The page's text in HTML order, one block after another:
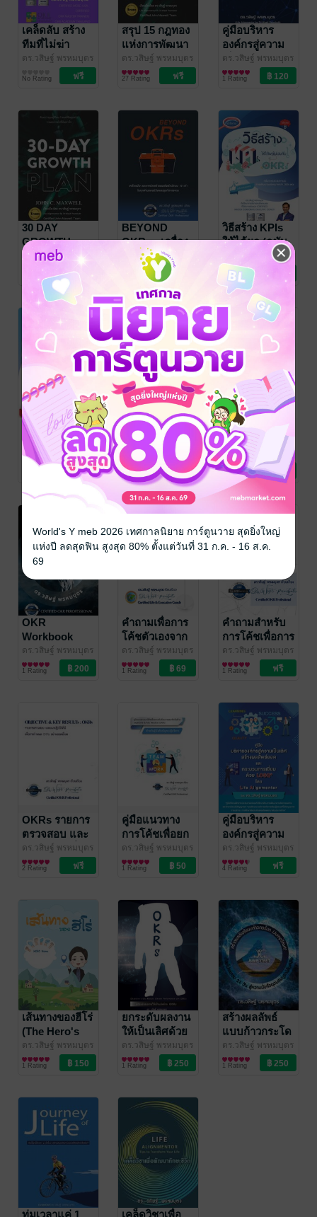
เคล็ดลับ สร้าง
ทีมที่ไม่ฆ่า
นวัตกรรม จาก
การวิจัยของ
McKinsey &
ดร.วสิษฐ์ พรหมบุตร
(Life Alignmentor
By Dr.Wasit
Alignmentor โดย
ดร.วสิษฐ์ พรหมบุตร
บริหารจัดการ
No Rating
สรุป 15 กฎทอง
แห่งการพัฒนา
ตนเอง (The 15
Invaluable
Laws of
Maxwell)
สำหรับ
Workbook 30
DAY
GROWTH
ลับ "คนเก่ง -
ทีมแกร่ง" ฉบับ
Dr.John C.
Maxwell
ดร.วสิษฐ์ พรหมบุตร
(Life Alignmentor
By Dr.Wasit
Alignmentor โดย
ดร.วสิษฐ์ พรหมบุตร
พัฒนาตนเอง
27 Rating
คู่มือบริหาร
องค์กรสู่ความ
เป็นเลิศ สร้าง
ผลลัพธ์ยอด
เยี่ยม ด้วย
LOSQ
ดร.วสิษฐ์ พรหมบุตร
(Life Alignmentor
By Dr.Wasit
Alignmentor โดย
ดร.วสิษฐ์ พรหมบุตร
บริหารจัดการ
1 Rating
30 DAY
GROWTH
PLAN : เคล็ด
ลับ "คนเก่ง -
ทีมแกร่ง" ฉบับ
Dr.John C.
Maxwell
ดร.วสิษฐ์ พรหมบุตร
(Life Alignmentor
By Dr.Wasit
Prombutr)/ Life
Alignmentor โดย
ดร.วสิษฐ์ พรหมบุตร
พัฒนาตนเอง
6 Rating
BEYOND
OKRs : เครื่อง
มือ และเทคนิค
สร้างผลลัพธ์ทวี
แบบ 10 เท่า ใน
ทุกด้านของชีวิต
และธุรกิจการ
งาน
ดร.วสิษฐ์ พรหมบุตร
(Life Alignmentor
By Dr.Wasit
Prombutr)/ Life
Alignmentor โดย
ดร.วสิษฐ์ พรหมบุตร
บริหารจัดการ
1 Rating
วิธีสร้าง KPIs
ให้ได้ผล (ฉบับ
ระดับองค์กร)
ดร.วสิษฐ์ พรหมบุตร
(Life Alignmentor
By Dr.Wasit
Prombutr)/ Life
Alignmentor โดย
ดร.วสิษฐ์ พรหมบุตร
บริหารจัดการ
1 Rating
วิธีสร้าง KPIs
ให้ได้ผล (ฉบับ
ระดับบุคคล)
ดร.วสิษฐ์ พรหมบุตร
(Life Alignmentor
Prombutr)
บริหารจัดการ
เขียน OKRs
ง่ายๆใน 5 นาที
ดร.วสิษฐ์ พรหมบุตร
(Life Alignmentor
By Dr.Wasit
Prombutr)/ Life
Alignmentor โดย
ดร.วสิษฐ์ พรหมบุตร
บริหารจัดการ
1 Rating
แนวทางสำหรับ
การสะท้อนคิด
ด้วย OKRs
(OKRs
REFLECTION
GUIDE)
ดร.วสิษฐ์ พรหมบุตร
(Life Alignmentor
By Dr.Wasit
Prombutr)
ดร.วสิษฐ์ พรหมบุตร
บริหารจัดการ
3 Rating
OKR
Workbook
ดร.วสิษฐ์ พรหมบุตร
(Life Alignmentor
By Dr.Wasit
บริหารจัดการ
1 Rating
คำถามเพื่อการ
โค้ชตัวเองจาก
หัวใจแห่งความ
สำเร็จ (Keys
To Success)
ดร.วสิษฐ์ พรหมบุตร
(Life Alignmentor
By Dr.Wasit
บริหารจัดการ
1 Rating
คำถามสำหรับ
การโค้ชเพื่อการ
ร่าง OKRs
อย่างมีคุณภาพ
(Asking the
questions)
ดร.วสิษฐ์ พรหมบุตร
(Life Alignmentor
By Dr.Wasit
Alignmentor โดย
ดร.วสิษฐ์ พรหมบุตร
บริหารจัดการ
1 Rating
OKRs รายการ
ตรวจสอบ และ
แนวปฏิบัติที่ดี
เพื่อการกำหนด
OKRs อย่าง
ดร.วสิษฐ์ พรหมบุตร
(Life Alignmentor
By Dr.Wasit
Alignmentor โดย
ดร.วสิษฐ์ พรหมบุตร
บริหารจัดการ
2 Rating
คู่มือแนวทาง
การโค้ชเพื่อยก
ระดับศักยภาพ
สมาชิกทีมด้วย
ดร.วสิษฐ์ พรหมบุตร
(Life Alignmentor
By Dr.Wasit
Alignmentor โดย
ดร.วสิษฐ์ พรหมบุตร
บริหารจัดการ
1 Rating
คู่มือบริหาร
องค์กรสู่ความ
เป็นเลิศ สร้าง
ผลลัพธ์ยอด
เยี่ยมด้วย
LOSQ
ดร.วสิษฐ์ พรหมบุตร
(Life Alignmentor
By Dr.Wasit
Alignmentor โดย
ดร.วสิษฐ์ พรหมบุตร
บริหารจัดการ
4 Rating
เส้นทางของฮีโร่
(The Hero's
Journey)
ดร.วสิษฐ์ พรหมบุตร
(Life Alignmentor
By Dr.Wasit
Alignmentor โดย
ดร.วสิษฐ์ พรหมบุตร
พัฒนาตนเอง
1 Rating
ยกระดับผลงาน
ให้เป็นเลิศด้วย
OKRs (Elevate
Performance
with OKRs)
ดร.วสิษฐ์ พรหมบุตร
(Life Alignmentor
By Dr.Wasit
Alignmentor โดย
ดร.วสิษฐ์ พรหมบุตร
บริหารจัดการ
1 Rating
สร้างผลลัพธ์
แบบก้าวกระโด
(Jump Start)
ด้วยโปรแกรม
21 วัน สู่ความ
ดร.วสิษฐ์ พรหมบุตร
(Life Alignmentor
By Dr.Wasit
พัฒนาตนเอง
1 Rating
ทุ่มเวลาแค่ 1 เคล็ดวิชาเพื่อ
World's Y meb 2026 เทศกาลนิยาย การ์ตูนวาย สุดยิ่งใหญ่
แห่งปี ลดสุดฟิน สูงสุด 80% ตั้งแต่วันที่ 31 ก.ค. - 16 ส.ค.
69